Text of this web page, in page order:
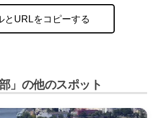
とURLをコピーする
」の他のスポット